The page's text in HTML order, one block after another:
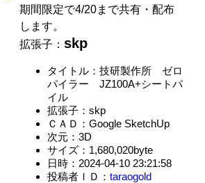
期間限定で4/20まで共有・配布
します。
拡張子：skp
タイトル：技研製作所 ゼロ
パイラー JZ100A+シートパ
イル
拡張子：skp
ＣＡＤ：Google SketchUp
次元：3D
サイズ：1,680,020byte
日時：2024-04-10 23:21:58
投稿者ＩＤ： taraogold